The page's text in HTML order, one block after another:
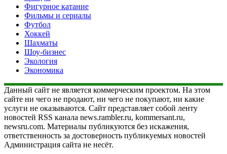
Фигурное катание
Фильмы и сериалы
Футбол
Хоккей
Шахматы
Шоу-бизнес
Экология
Экономика
Данный сайт не является коммерческим проектом. На этом
сайте ни чего не продают, ни чего не покупают, ни какие
услуги не оказываются. Сайт представляет собой ленту
новостей RSS канала news.rambler.ru, kommersant.ru,
newsru.com. Материалы публикуются без искажения,
ответственность за достоверность публикуемых новостей
Администрация сайта не несёт.